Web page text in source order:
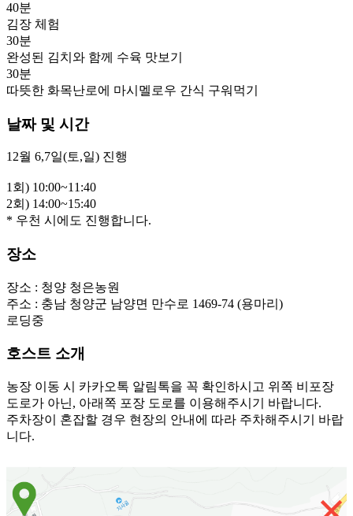
40분
김장 체험
30분
완성된 김치와 함께 수육 맛보기
30분
따뜻한 화목난로에 마시멜로우 간식 구워먹기
날짜 및 시간
12월 6,7일(토,일) 진행
1회) 10:00~11:40
2회) 14:00~15:40
* 우천 시에도 진행합니다.
장소
장소 : 청양 청은농원
주소 : 충남 청양군 남양면 만수로 1469-74 (용마리)
로딩중
호스트 소개
농장 이동 시 카카오톡 알림톡을 꼭 확인하시고 위쪽 비포장
도로가 아닌, 아래쪽 포장 도로를 이용해주시기 바랍니다.
주차장이 혼잡할 경우 현장의 안내에 따라 주차해주시기 바랍
니다.